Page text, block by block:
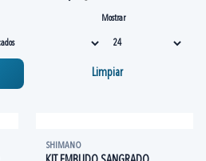
Mostrar
Limpiar
SHIMANO